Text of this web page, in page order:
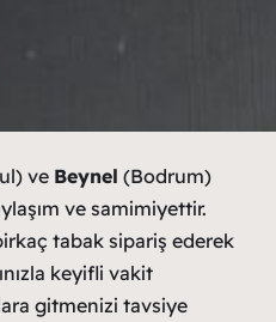
ve Beynel (Bodrum)
ve samimiyettir.
tabak sipariş ederek
keyifli vakit
gitmenizi tavsiye